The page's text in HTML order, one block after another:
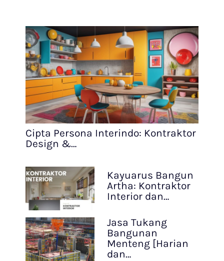
Cipta Persona Interindo: Kontraktor
Design &…
Kayuarus Bangun
Artha: Kontraktor
Interior dan…
Jasa Tukang
Bangunan
Menteng [Harian
dan…